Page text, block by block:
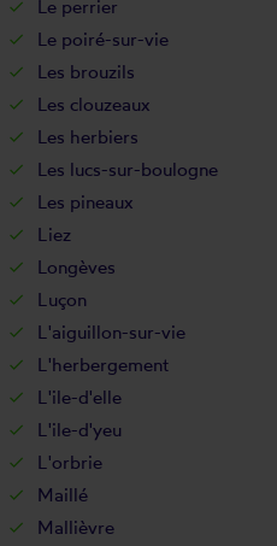
Le perrier
Le poiré-sur-vie
Les brouzils
Les clouzeaux
Les herbiers
Les lucs-sur-boulogne
Les pineaux
Liez
Longèves
Luçon
L'aiguillon-sur-vie
L'herbergement
L'ile-d'elle
L'ile-d'yeu
L'orbrie
Maillé
Mallièvre